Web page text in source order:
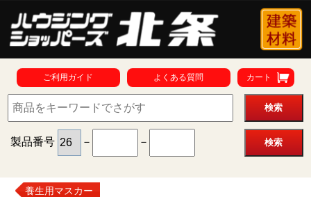
ご利用ガイド よくある質問 カート
製品番号 － －
養生用マスカー